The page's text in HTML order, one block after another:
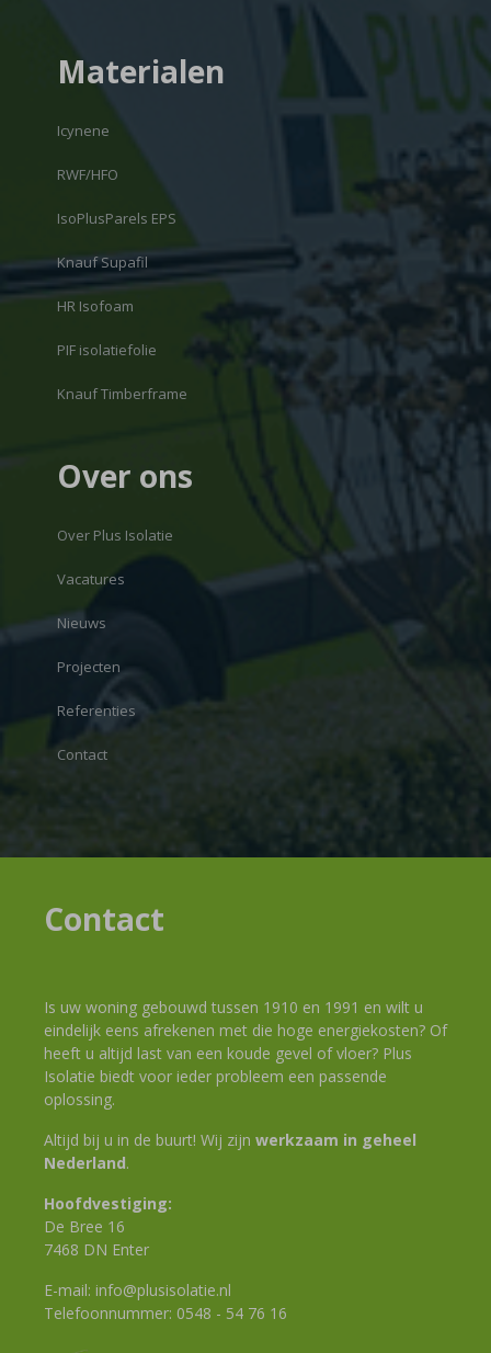
Materialen
Icynene
RWF/HFO
IsoPlusParels EPS
Knauf Supafil
HR Isofoam
PIF isolatiefolie
Knauf Timberframe
Over ons
Over Plus Isolatie
Vacatures
Nieuws
Projecten
Referenties
Contact
Contact
Is uw woning gebouwd tussen 1910 en 1991 en wilt u
eindelijk eens afrekenen met die hoge energiekosten? Of
heeft u altijd last van een koude gevel of vloer? Plus
Isolatie biedt voor ieder probleem een passende
oplossing.
Altijd bij u in de buurt! Wij zijn werkzaam in geheel
Nederland.
Hoofdvestiging:
De Bree 16
7468 DN Enter
E-mail: info@plusisolatie.nl
Telefoonnummer: 0548 - 54 76 16